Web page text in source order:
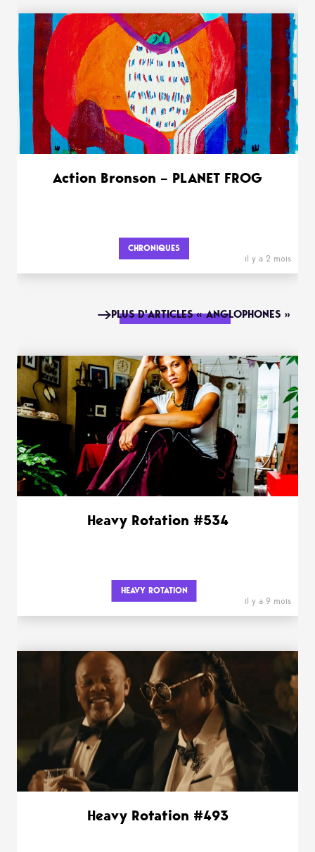
Action Bronson – PLANET FROG
CHRONIQUES
il y a 2 mois
PLUS D'ARTICLES « ANGLOPHONES »
Heavy Rotation #534
HEAVY ROTATION
il y a 9 mois
Heavy Rotation #493